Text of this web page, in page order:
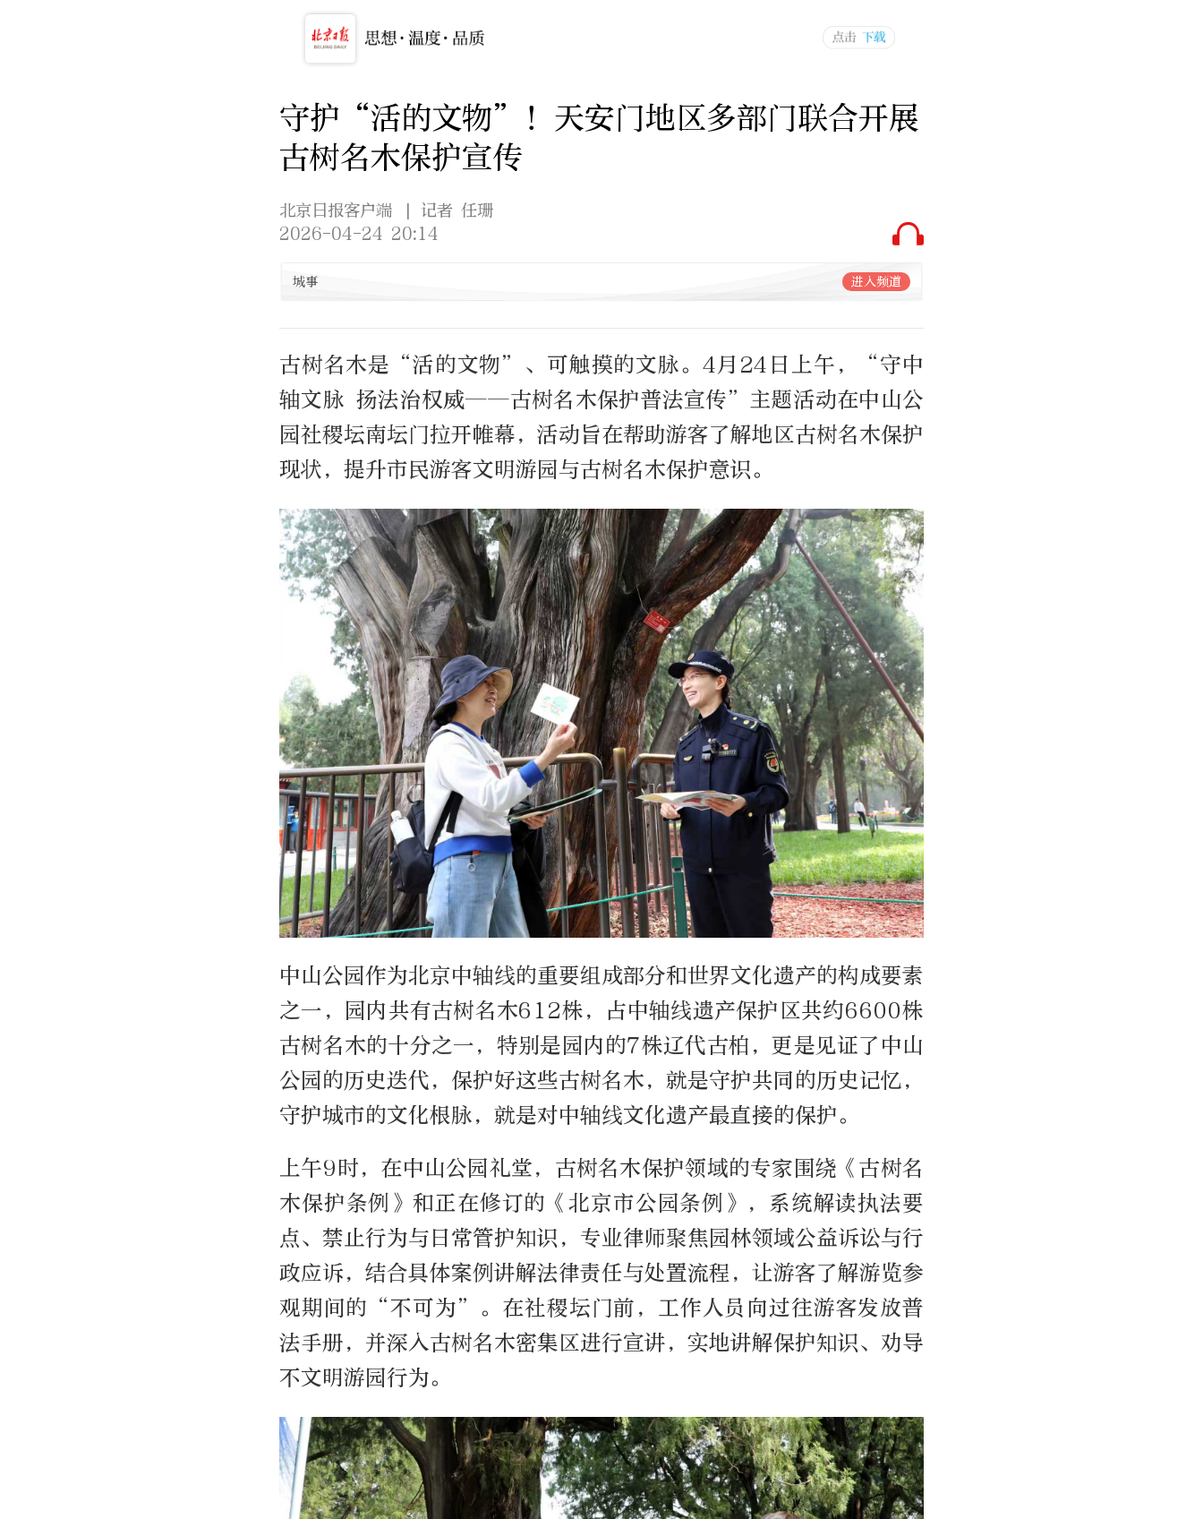
守护“活的文物”！天安门地区多部门联合开展
古树名木保护宣传
北京日报客户端
| 记者 任珊
2026-04-24 20:14
城事 进入频道
古树名木是“活的文物”、可触摸的文脉。4月24日上午，“守中
轴文脉 扬法治权威——古树名木保护普法宣传”主题活动在中山公
园社稷坛南坛门拉开帷幕，活动旨在帮助游客了解地区古树名木保护
现状，提升市民游客文明游园与古树名木保护意识。
中山公园作为北京中轴线的重要组成部分和世界文化遗产的构成要素
之一，园内共有古树名木612株，占中轴线遗产保护区共约6600株
古树名木的十分之一，特别是园内的7株辽代古柏，更是见证了中山
公园的历史迭代，保护好这些古树名木，就是守护共同的历史记忆，
守护城市的文化根脉，就是对中轴线文化遗产最直接的保护。
上午9时，在中山公园礼堂，古树名木保护领域的专家围绕《古树名
木保护条例》和正在修订的《北京市公园条例》，系统解读执法要
点、禁止行为与日常管护知识，专业律师聚焦园林领域公益诉讼与行
政应诉，结合具体案例讲解法律责任与处置流程，让游客了解游览参
观期间的“不可为”。在社稷坛门前，工作人员向过往游客发放普
法手册，并深入古树名木密集区进行宣讲，实地讲解保护知识、劝导
不文明游园行为。